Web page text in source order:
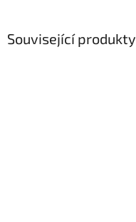
Související produkty